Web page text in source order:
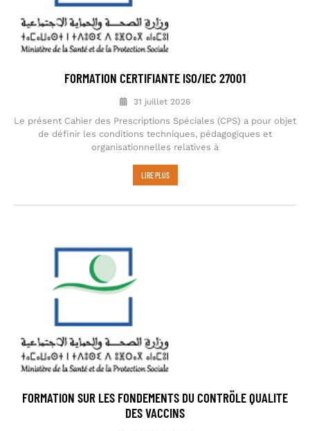
FORMATION CERTIFIANTE ISO/IEC 27001
31 juillet 2026
Le présent Cahier des Prescriptions Spéciales (CPS) a pour objet
de définir les conditions techniques, pédagogiques et
organisationnelles relatives à
LIRE PLUS
FORMATION SUR LES FONDEMENTS DU CONTRÖLE QUALITE
DES VACCINS